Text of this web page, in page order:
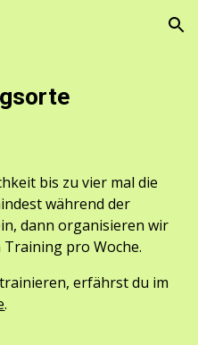
Skip to navigation
bis zu vier mal die
während der
dann organisieren wir
pro Woche.
erfährst du im
.